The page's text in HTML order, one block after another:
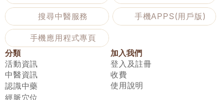
搜尋中醫服務 手機APPS(用戶版)
手機應用程式專頁
分類
活動資訊
中醫資訊
認識中藥
經脈穴位
加入我們
登入及註冊
收費
使用說明